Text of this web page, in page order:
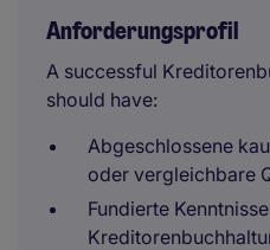
Anforderungsprofil
A successful
should have:
Abgeschlossene
oder vergleichbare
Fundierte